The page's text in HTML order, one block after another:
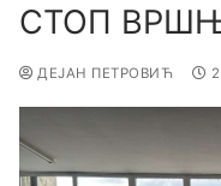
СТОП
ДЕЈАН ПЕТРОВИЋ